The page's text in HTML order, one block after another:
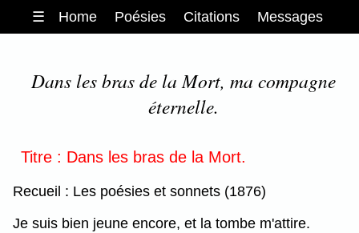
☰ Home Poésies Citations Messages
Dans les bras de la Mort, ma compagne
éternelle.
Titre : Dans les bras de la Mort.
Recueil : Les poésies et sonnets (1876)
Je suis bien jeune encore, et la tombe m'attire.